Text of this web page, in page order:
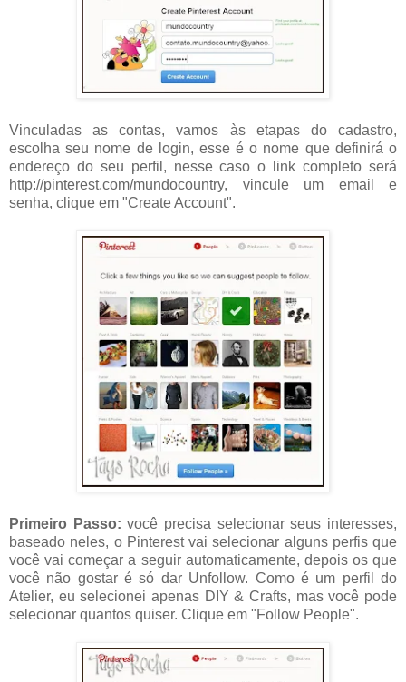
Vinculadas as contas, vamos às etapas do cadastro,
escolha seu nome de login, esse é o nome que definirá o
endereço do seu perfil, nesse caso o link completo será
http://pinterest.com/mundocountry, vincule um email e
senha, clique em "Create Account".
Primeiro Passo: você precisa selecionar seus interesses,
baseado neles, o Pinterest vai selecionar alguns perfis que
você vai começar a seguir automaticamente, depois os que
você não gostar é só dar Unfollow. Como é um perfil do
Atelier, eu selecionei apenas DIY & Crafts, mas você pode
selecionar quantos quiser. Clique em "Follow People".